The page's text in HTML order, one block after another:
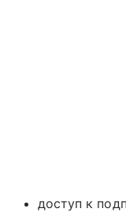
доступ к